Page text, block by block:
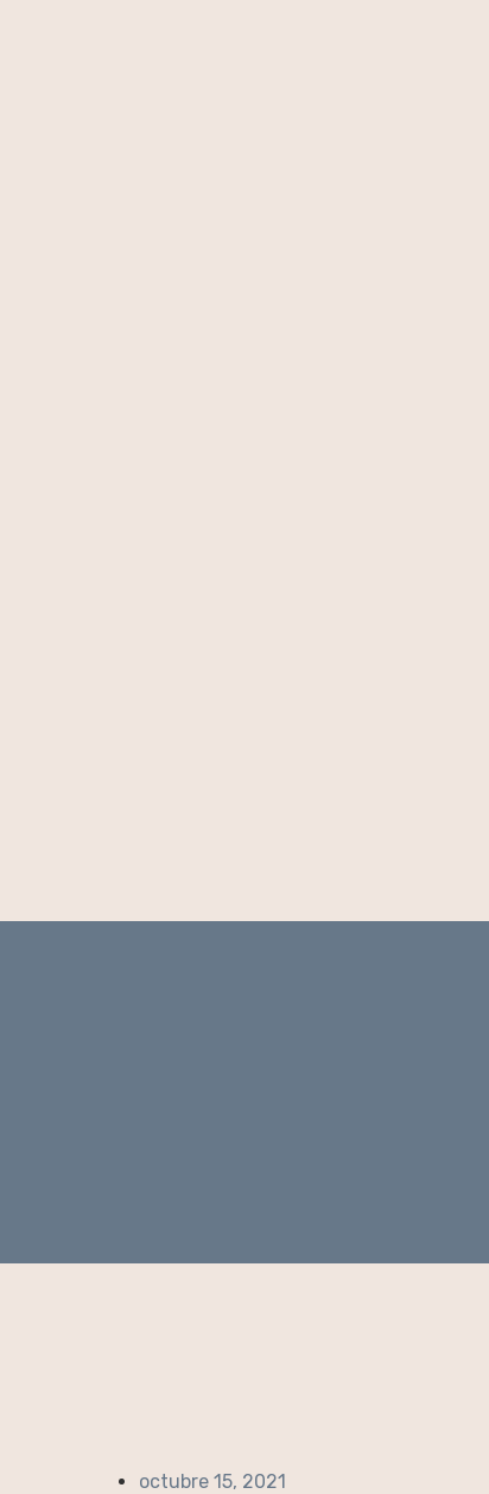
octubre 15, 2021